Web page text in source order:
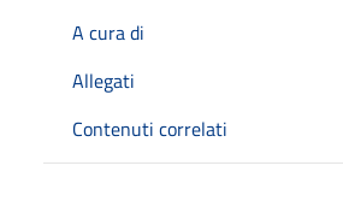
A cura di
Allegati
Contenuti correlati